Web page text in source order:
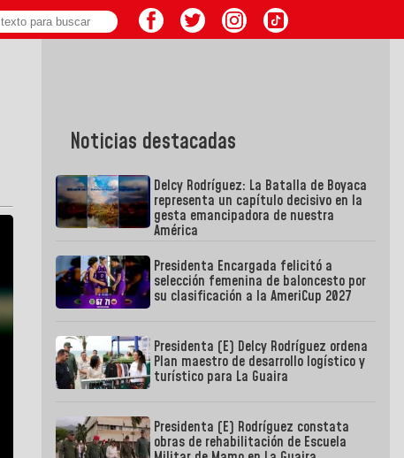
Noticias destacadas
Delcy Rodríguez: La Batalla de Boyaca
representa un capítulo decisivo en la
gesta emancipadora de nuestra
América
Presidenta Encargada felicitó a
selección femenina de baloncesto por
su clasificación a la AmeriCup 2027
Presidenta (E) Delcy Rodríguez ordena
Plan maestro de desarrollo logístico y
turístico para La Guaira
Presidenta (E) Rodríguez constata
obras de rehabilitación de Escuela